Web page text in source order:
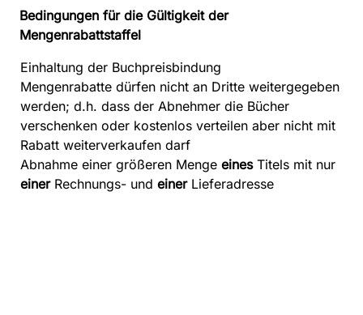
Bedingungen für die Gültigkeit der
Mengenrabattstaffel
Einhaltung der Buchpreisbindung
Mengenrabatte dürfen nicht an Dritte weitergegeben
werden; d.h. dass der Abnehmer die Bücher
verschenken oder kostenlos verteilen aber nicht mit
Rabatt weiterverkaufen darf
Abnahme einer größeren Menge einesTitels mit nur
einerRechnungs- und einerLieferadresse